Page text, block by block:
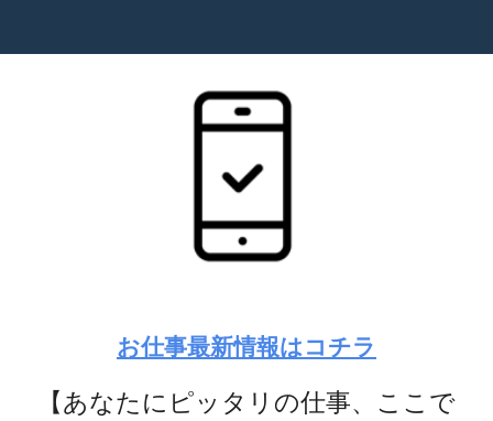
お仕事最新情報はコチラ
【あなたにピッタリの仕事、ここで